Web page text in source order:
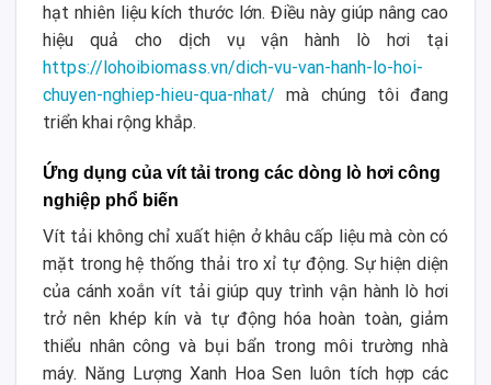
hạt nhiên liệu kích thước lớn. Điều này giúp nâng cao
hiệu quả cho dịch vụ vận hành lò hơi tại
https://lohoibiomass.vn/dich-vu-van-hanh-lo-hoi-
chuyen-nghiep-hieu-qua-nhat/ mà chúng tôi đang
triển khai rộng khắp.
Ứng dụng của vít tải trong các dòng lò hơi công
nghiệp phổ biến
Vít tải không chỉ xuất hiện ở khâu cấp liệu mà còn có
mặt trong hệ thống thải tro xỉ tự động. Sự hiện diện
của cánh xoắn vít tải giúp quy trình vận hành lò hơi
trở nên khép kín và tự động hóa hoàn toàn, giảm
thiểu nhân công và bụi bẩn trong môi trường nhà
máy. Năng Lượng Xanh Hoa Sen luôn tích hợp các